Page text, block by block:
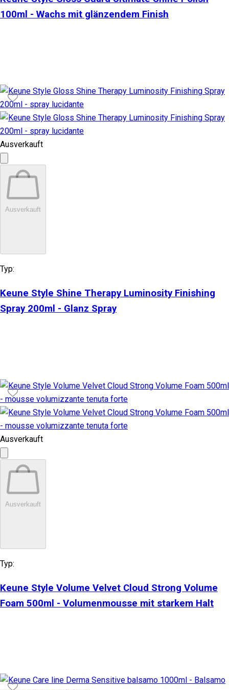
100ml - Wachs mit glänzendem Finish
Ausverkauft
Ausverkauft
Typ:
Keune Style Shine Therapy Luminosity Finishing
Spray 200ml - Glanz Spray
Ausverkauft
Ausverkauft
Typ:
Keune Style Volume Velvet Cloud Strong Volume
Foam 500ml - Volumenmousse mit starkem Halt